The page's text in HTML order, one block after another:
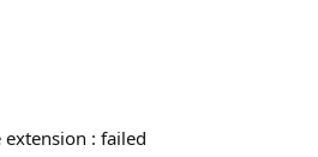
extension : failed